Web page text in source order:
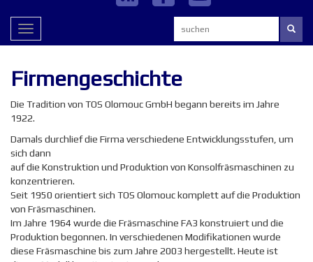
Toggle
navigation
Firmengeschichte
Die Tradition von TOS Olomouc GmbH begann bereits im Jahre
1922.
Damals durchlief die Firma verschiedene Entwicklungsstufen, um
sich dann
auf die Konstruktion und Produktion von Konsolfräsmaschinen zu
konzentrieren.
Seit 1950 orientiert sich TOS Olomouc komplett auf die Produktion
von Fräsmaschinen.
Im Jahre 1964 wurde die Fräsmaschine FA3 konstruiert und die
Produktion begonnen. In verschiedenen Modifikationen wurde
diese Fräsmaschine bis zum Jahre 2003 hergestellt. Heute ist